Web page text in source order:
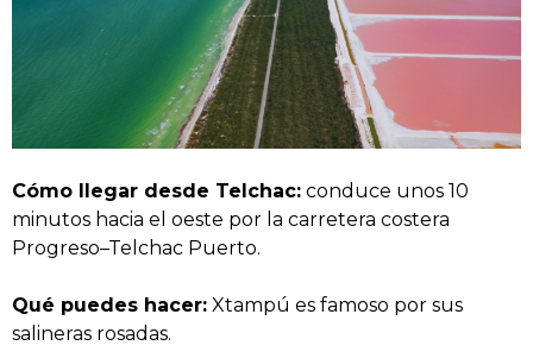
Cómo llegar desde Telchac: conduce unos 10
minutos hacia el oeste por la carretera costera
Progreso–Telchac Puerto.
Qué puedes hacer: Xtampú es famoso por sus
salineras rosadas.